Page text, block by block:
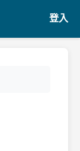
登入